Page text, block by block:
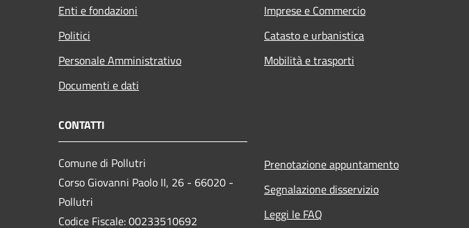
Enti e fondazioni
Politici
Personale Amministrativo
Documenti e dati
Imprese e Commercio
Catasto e urbanistica
Mobilità e trasporti
CONTATTI
Comune di Pollutri
Corso Giovanni Paolo II, 26 - 66020 -
Pollutri
Codice Fiscale: 00233510692
Prenotazione appuntamento
Segnalazione disservizio
Leggi le FAQ